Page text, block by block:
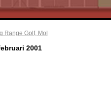
Range Golf, Mol
2001